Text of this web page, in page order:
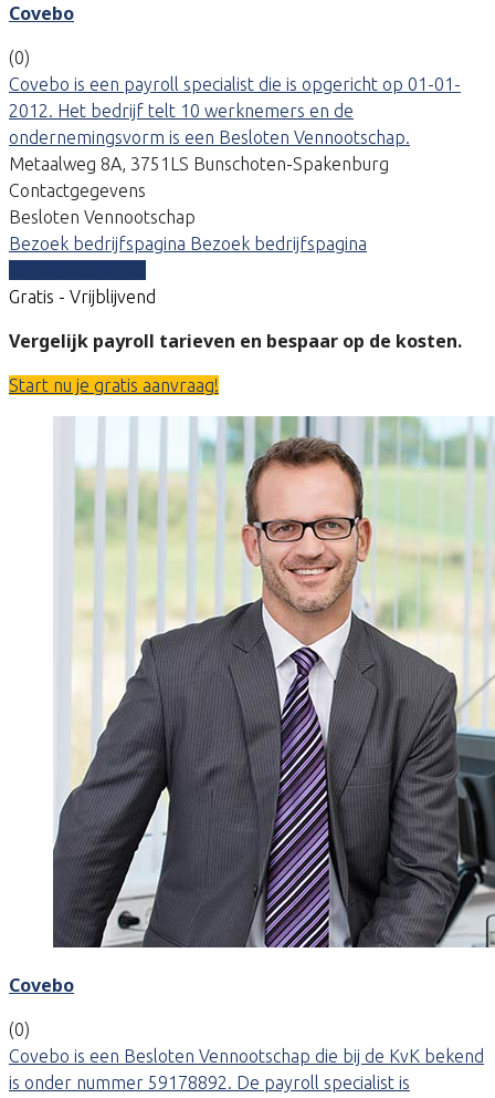
Covebo
(0)
Covebo is een payroll specialist die is opgericht op 01-01-
2012. Het bedrijf telt 10 werknemers en de
ondernemingsvorm is een Besloten Vennootschap.
Metaalweg 8A, 3751LS Bunschoten-Spakenburg
Contactgegevens
Besloten Vennootschap
Bezoek bedrijfspagina Bezoek bedrijfspagina
Gratis - Vrijblijvend
Vergelijk payroll tarieven en bespaar op de kosten.
Start nu je gratis aanvraag!
Covebo
(0)
Covebo is een Besloten Vennootschap die bij de KvK bekend
is onder nummer 59178892. De payroll specialist is